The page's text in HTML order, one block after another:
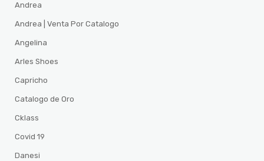
Andrea
Andrea | Venta Por Catalogo
Angelina
Arles Shoes
Capricho
Catalogo de Oro
Cklass
Covid 19
Danesi